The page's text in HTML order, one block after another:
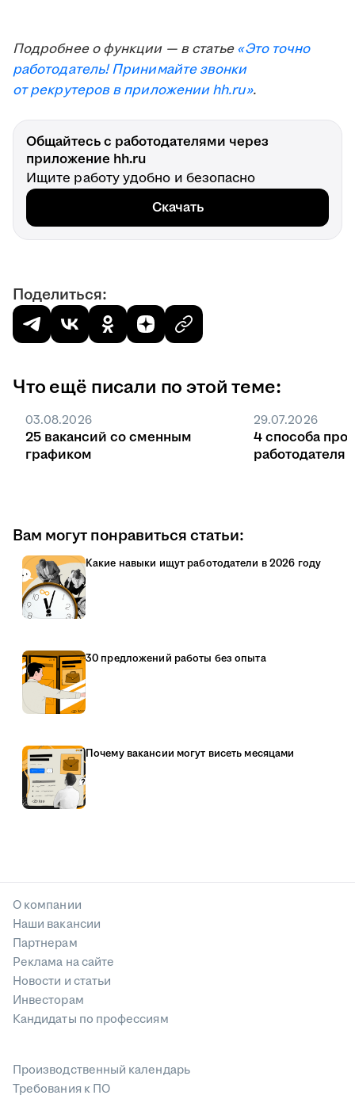
Подробнее о функции — в статье«Это точно
работодатель! Принимайте звонки
от рекрутеров в приложении hh.ru».
Общайтесь с работодателями через
приложение hh.ru
Ищите работу удобно и безопасно
Скачать
Поделиться:
Что ещё писали по этой теме:
03.08.2026
25 вакансий со сменным
графиком
29.07.2026
4 способа
работодателя
Вам могут понравиться статьи:
Какие навыки ищут работодатели в 2026 году
30 предложений работы без опыта
Почему вакансии могут висеть месяцами
О компании
Наши вакансии
Партнерам
Реклама на сайте
Новости и статьи
Инвесторам
Кандидаты по профессиям
Производственный календарь
Требования к ПО